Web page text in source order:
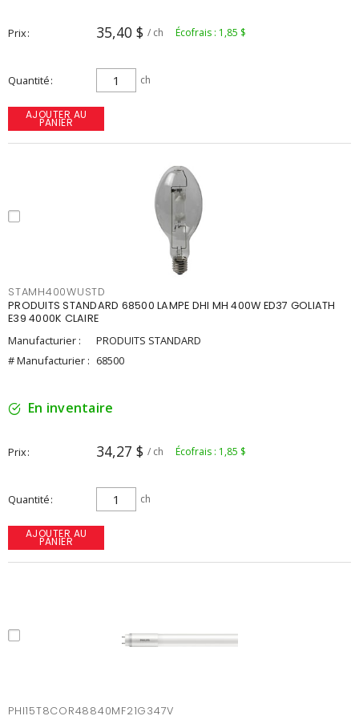
Prix 35,40 $ / ch Écofrais : 1,85 $
Quantité ch
AJOUTER AU
PANIER
STAMH400WUSTD
PRODUITS STANDARD 68500 LAMPE DHI MH 400W ED37 GOLIATH
E39 4000K CLAIRE
Manufacturier :
PRODUITS STANDARD
# Manufacturier : 68500
En inventaire
Prix 34,27 $ / ch Écofrais : 1,85 $
Quantité ch
AJOUTER AU
PANIER
PHI15T8COR48840MF21G347V